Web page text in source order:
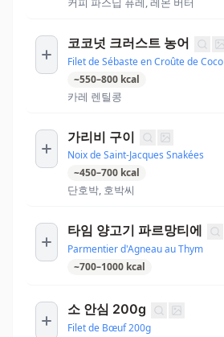
코코넛 크러스트 농어
Filet de Sébaste en Croûte de Coco
~550–800 kcal
카레 렌틸콩
가리비 구이
Noix de Saint-Jacques Snakées
~450–700 kcal
단호박, 호박씨
타임 양고기 파르망티에
Parmentier d'Agneau au Thym
~700–1000 kcal
소 안심 200g
Filet de Bœuf 200g